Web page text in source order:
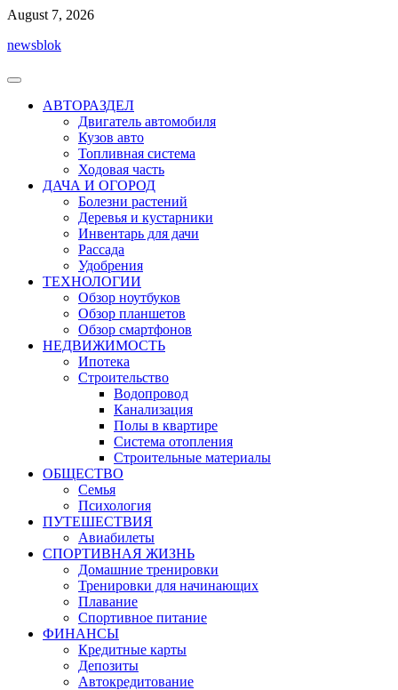
Перейти
содержимому
August 7, 2026
newsblok
АВТОРАЗДЕЛ
Двигатель автомобиля
Кузов авто
Топливная система
Ходовая часть
ДАЧА И ОГОРОД
Болезни растений
Деревья и кустарники
Инвентарь для дачи
Рассада
Удобрения
ТЕХНОЛОГИИ
Обзор ноутбуков
Обзор планшетов
Обзор смартфонов
НЕДВИЖИМОСТЬ
Ипотека
Строительство
Водопровод
Канализация
Полы в квартире
Система отопления
Строительные материалы
ОБЩЕСТВО
Семья
Психология
ПУТЕШЕСТВИЯ
Авиабилеты
СПОРТИВНАЯ ЖИЗНЬ
Домашние тренировки
Тренировки для начинающих
Плавание
Спортивное питание
ФИНАНСЫ
Кредитные карты
Депозиты
Автокредитование